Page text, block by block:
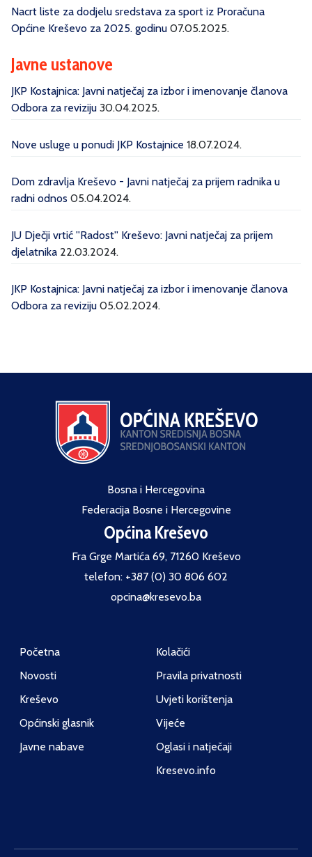
Nacrt liste za dodjelu sredstava za sport iz Proračuna
Općine Kreševo za 2025. godinu 07.05.2025.
Javne ustanove
JKP Kostajnica: Javni natječaj za izbor i imenovanje članova
Odbora za reviziju 30.04.2025.
Nove usluge u ponudi JKP Kostajnice 18.07.2024.
Dom zdravlja Kreševo - Javni natječaj za prijem radnika u
radni odnos 05.04.2024.
JU Dječji vrtić ''Radost'' Kreševo: Javni natječaj za prijem
djelatnika 22.03.2024.
JKP Kostajnica: Javni natječaj za izbor i imenovanje članova
Odbora za reviziju 05.02.2024.
Bosna i Hercegovina
Federacija Bosne i Hercegovine
Općina Kreševo
Fra Grge Martića 69, 71260 Kreševo
telefon: +387 (0) 30 806 602
opcina@kresevo.ba
Početna
Novosti
Kreševo
Općinski glasnik
Javne nabave
Kolačići
Pravila privatnosti
Uvjeti korištenja
Vijeće
Oglasi i natječaji
Kresevo.info